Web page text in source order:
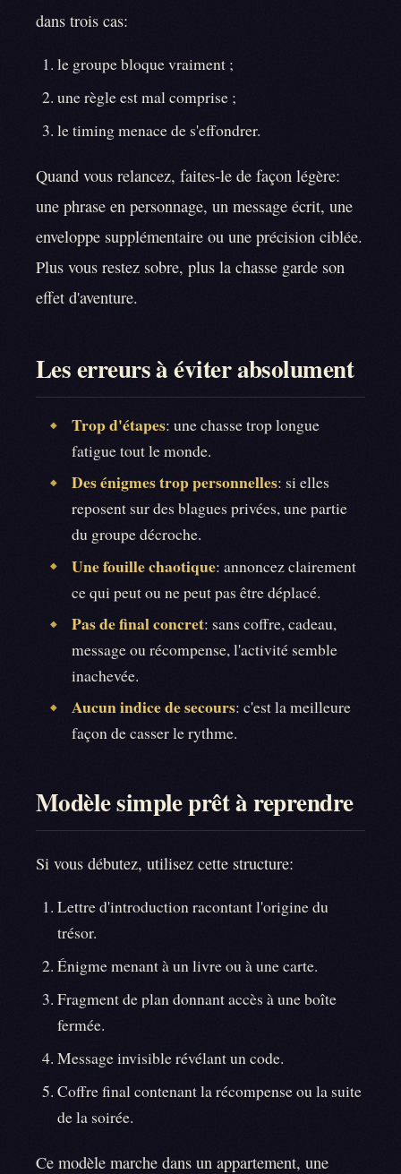
dans trois cas:
le groupe bloque vraiment ;
une règle est mal comprise ;
le timing menace de s'effondrer.
Quand vous relancez, faites-le de façon légère:
une phrase en personnage, un message écrit, une
enveloppe supplémentaire ou une précision ciblée.
Plus vous restez sobre, plus la chasse garde son
effet d'aventure.
Les erreurs à éviter absolument
◆ Trop d'étapes: une chasse trop longue
fatigue tout le monde.
◆ Des énigmes trop personnelles: si elles
reposent sur des blagues privées, une partie
du groupe décroche.
◆ Une fouille chaotique: annoncez clairement
ce qui peut ou ne peut pas être déplacé.
◆ Pas de final concret: sans coffre, cadeau,
message ou récompense, l'activité semble
inachevée.
◆ Aucun indice de secours: c'est la meilleure
façon de casser le rythme.
Modèle simple prêt à reprendre
Si vous débutez, utilisez cette structure:
Lettre d'introduction racontant l'origine du
trésor.
Énigme menant à un livre ou à une carte.
Fragment de plan donnant accès à une boîte
fermée.
Message invisible révélant un code.
Coffre final contenant la récompense ou la suite
de la soirée.
Ce modèle marche dans un appartement, une